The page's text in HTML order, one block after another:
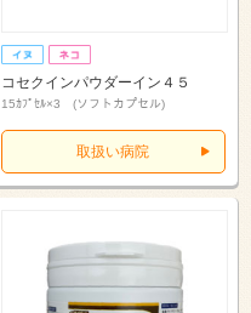
コセクインパウダーイン４５
15ｶﾌﾟｾﾙ×3 (ソフトカプセル)
取扱い病院